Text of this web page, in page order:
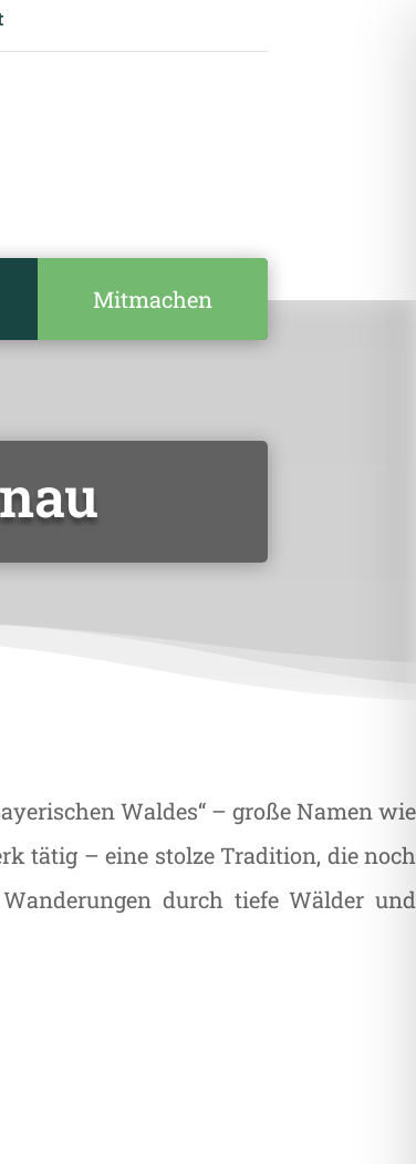
Mitmachen
Waldes“ – große Namen wie
tätig – eine stolze Tradition, die noch
durch tiefe Wälder und